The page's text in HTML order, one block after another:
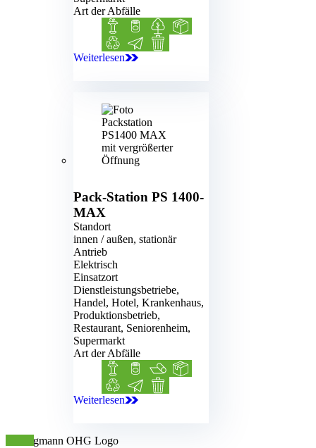
Art der Abfälle
Biomüll
Blechdosen
Grünabfälle
Kartonage
Kunststoff
Papier
Restmüll
Weiterlesen
APS 800-E
Pack-Station PS 1400-
MAX
Standort
innen / außen, stationär
Antrieb
Elektrisch
Einsatzort
Dienstleistungsbetriebe,
Handel, Hotel, Krankenhaus,
Produktionsbetrieb,
Restaurant, Seniorenheim,
Supermarkt
Art der Abfälle
Biomüll
Blechdosen
Folie
Kartonage
Kunststoff
Papier
Restmüll
Weiterlesen
PS 1400-MAX